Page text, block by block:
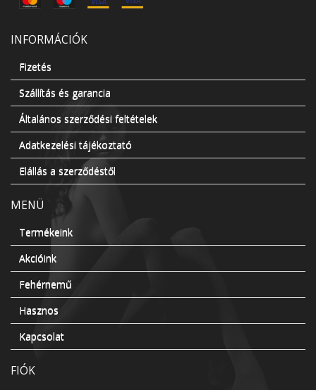
INFORMÁCIÓK
Fizetés
Szállítás és garancia
Általános szerződési feltételek
Adatkezelési tájékoztató
Elállás a szerződéstől
MENÜ
Termékeink
Akcióink
Fehérnemű
Hasznos
Kapcsolat
FIÓK